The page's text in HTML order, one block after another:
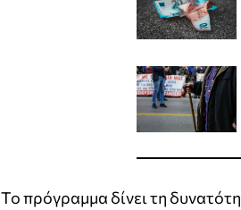
Το πρόγραμμα δίνει τη